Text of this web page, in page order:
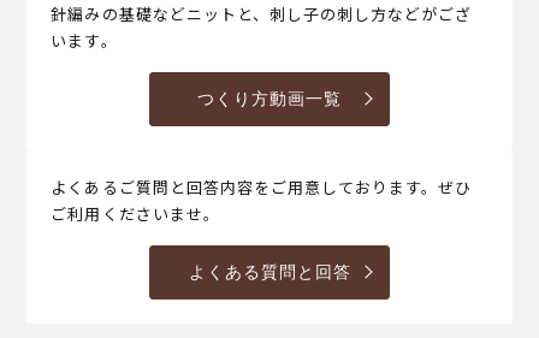
針編みの基礎などニットと、刺し子の刺し方などがござ
います。
つくり方動画一覧
よくあるご質問と回答内容をご用意しております。ぜひ
ご利用くださいませ。
よくある質問と回答